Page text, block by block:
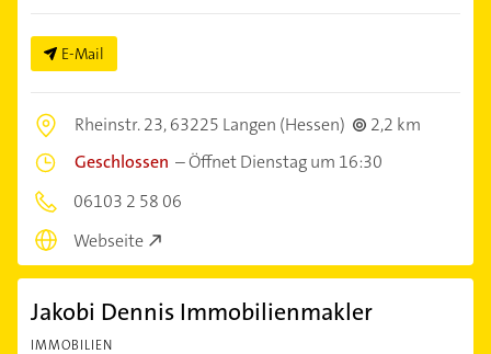
E-Mail
Rheinstr. 23,63225 Langen (Hessen)
2,2 km
Geschlossen –Öffnet Dienstag um 16:30
06103 2 58 06
Webseite
Jakobi Dennis Immobilienmakler
IMMOBILIEN